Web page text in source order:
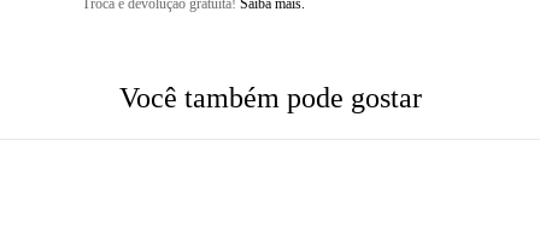
Troca e devolução gratuita! Saiba mais.
Você também pode gostar